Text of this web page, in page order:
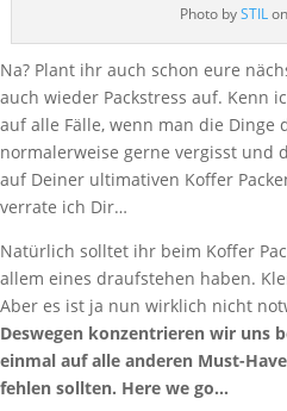
Photo bySTILon
Na? Plant ihr auch schon eure
auch wieder Packstress auf. Kenn
auf alle Fälle, wenn man die Dinge
normalerweise gerne vergisst und
auf Deiner ultimativen Koffer
verrate ich Dir…
Natürlich solltet ihr beim Koffer
allem eines draufstehen haben.
Aber es ist ja nun wirklich nicht
Deswegen konzentrieren wir uns
einmal auf alle anderen Must-
fehlen sollten. Here we go…